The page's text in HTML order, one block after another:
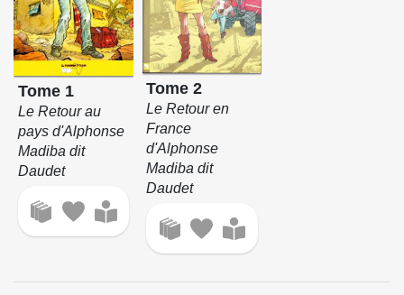
Tome 1
Le Retour au
pays d'Alphonse
Madiba dit
Daudet
Tome 2
Le Retour en
France
d'Alphonse
Madiba dit
Daudet